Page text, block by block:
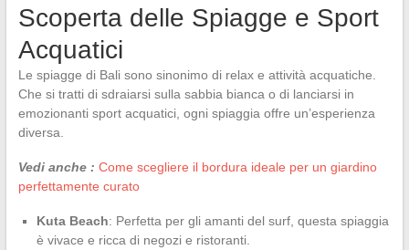
Scoperta delle Spiagge e Sport
Acquatici
Le spiagge di Bali sono sinonimo di relax e attività acquatiche.
Che si tratti di sdraiarsi sulla sabbia bianca o di lanciarsi in
emozionanti sport acquatici, ogni spiaggia offre un’esperienza
diversa.
Vedi anche : Come scegliere il bordura ideale per un giardino
perfettamente curato
Kuta Beach: Perfetta per gli amanti del surf, questa spiaggia
è vivace e ricca di negozi e ristoranti.